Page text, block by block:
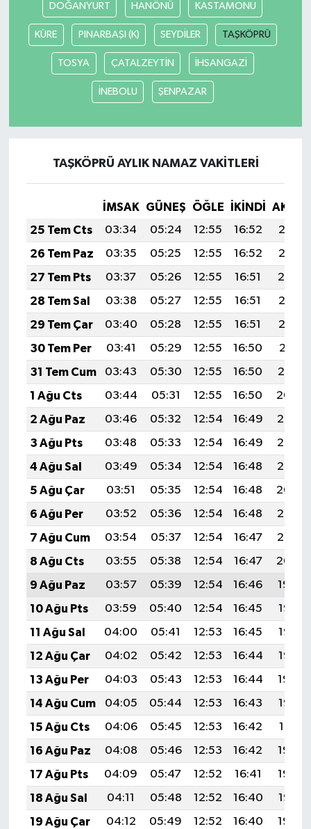
DOĞANYURT HANÖNÜ KASTAMONU
KÜRE PINARBAŞI (K) SEYDİLER TAŞKÖPRÜ
TOSYA ÇATALZEYTİN İHSANGAZİ
İNEBOLU ŞENPAZAR
TAŞKÖPRÜ AYLIK NAMAZ VAKITLERI
İMSAK GÜNEŞ ÖĞLE İKINDI
25 Tem Cts
03:34 05:24 12:55 16:52
20:16
26 Tem Paz
03:35 05:25 12:55 16:52
20:15
27 Tem Pts
03:37 05:26 12:55 16:51
20:14
28 Tem Sal
03:38 05:27 12:55 16:51
20:13
29 Tem Çar
03:40 05:28 12:55 16:51
20:12
30 Tem Per
03:41 05:29 12:55 16:50
20:11
31 Tem Cum
03:43 05:30 12:55 16:50
20:10
1 Ağu Cts
03:44 05:31 12:55 16:50
20:09
2 Ağu Paz
03:46 05:32 12:54 16:49
20:07
3 Ağu Pts
03:48 05:33 12:54 16:49
20:06
4 Ağu Sal
03:49 05:34 12:54 16:48
20:05
5 Ağu Çar
03:51 05:35 12:54 16:48
20:04
6 Ağu Per
03:52 05:36 12:54 16:48
20:03
7 Ağu Cum
03:54 05:37 12:54 16:47
20:02
8 Ağu Cts
03:55 05:38 12:54 16:47
20:00
9 Ağu Paz
03:57 05:39 12:54 16:46
19:59
10 Ağu Pts
03:59 05:40 12:54 16:45
19:58
11 Ağu Sal
04:00 05:41 12:53 16:45
19:56
12 Ağu Çar
04:02 05:42 12:53 16:44
19:55
13 Ağu Per
04:03 05:43 12:53 16:44
19:54
14 Ağu Cum
04:05 05:44 12:53 16:43
19:52
15 Ağu Cts
04:06 05:45 12:53 16:42
19:51
16 Ağu Paz
04:08 05:46 12:53 16:42
19:49
17 Ağu Pts
04:09 05:47 12:52 16:41
19:48
18 Ağu Sal
04:11 05:48 12:52 16:40
19:47
19 Ağu Çar
04:12 05:49 12:52 16:40
19:45